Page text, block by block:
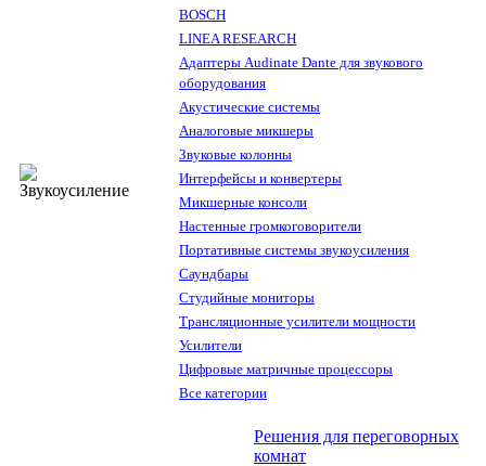
BOSCH
LINEA RESEARCH
Адаптеры Audinate Dante для звукового
оборудования
Акустические системы
Аналоговые микшеры
Звуковые колонны
Интерфейсы и конвертеры
Микшерные консоли
Настенные громкоговорители
Портативные системы звукоусиления
Саундбары
Студийные мониторы
Трансляционные усилители мощности
Усилители
Цифровые матричные процессоры
Все категории
Решения для переговорных
комнат